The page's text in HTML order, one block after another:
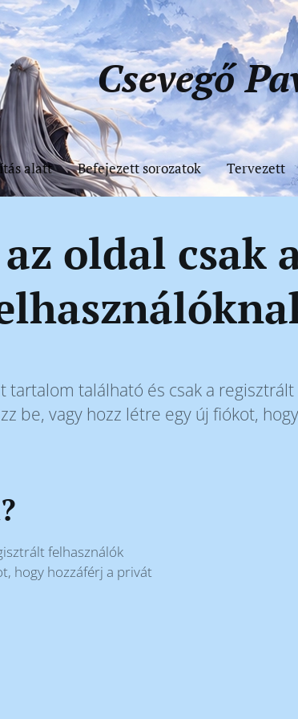
Csevegő
alatt Befejezett sorozatok Tervezett
az oldal csak
tartalom található és csak a
be, vagy hozz létre egy új fiókot,
felhasználók
hogy hozzáférj a privát